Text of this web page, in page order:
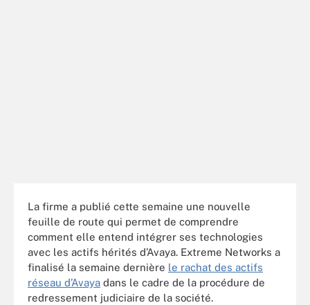
La firme a publié cette semaine une nouvelle
feuille de route qui permet de comprendre
comment elle entend intégrer ses technologies
avec les actifs hérités d’Avaya. Extreme Networks a
finalisé la semaine dernière le rachat des actifs
réseau d’Avaya dans le cadre de la procédure de
redressement judiciaire de la société.